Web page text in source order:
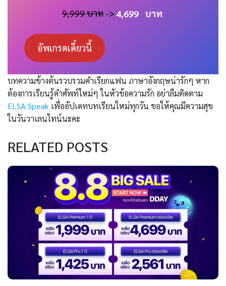
9,999 บาท-> 4,699 บาท
อัพเกรดเดี๋ยวนี้
บทความข้างต้นรวบรวมคําเรียกแฟน ภาษาอังกฤษน่ารักๆ หาก
ต้องการเรียนรู้คำศัพท์ใหม่ๆ ในหัวข้อความรัก อย่าลืมติดตาม
ELSA Speak เพื่ออัปเดทบทเรียนใหม่ทุกวัน ขอให้คุณมีความสุข
ในวันวาเลนไทน์นะคะ
RELATED POSTS